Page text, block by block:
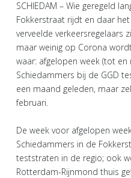
SCHIEDAM – Wie geregeld
Fokkerstraat rijdt en daar
verveelde verkeersregelaars
maar weinig op Corona
waar: afgelopen week (tot
Schiedammers bij de GGD
een maand geleden, maar
februari.
De week voor afgelopen
Schiedammers in de
teststraten in de regio; ook
Rotterdam-Rijnmond thuis